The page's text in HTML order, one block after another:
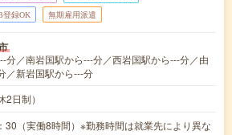
登録OK 無期雇用派遣
分／南岩国駅から---分／西岩国駅から---分／由
／新岩国駅から---分
2日制）
30（実働8時間）※勤務時間は就業先により異な